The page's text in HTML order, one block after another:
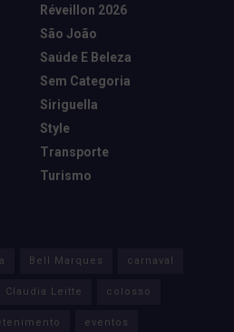
Réveillon 2026
São João
Saúde E Beleza
Sem Categoria
Siriguella
Style
Transporte
Turismo
Bell Marques carnaval
Claudia Leitte colosso
eventos